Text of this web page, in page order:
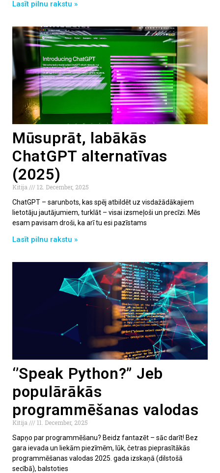
Lasīt pilnu rakstu »
Mūsuprāt, labākās
ChatGPT alternatīvas
(2025)
Kitija
12. December, 2025
ChatGPT – sarunbots, kas spēj atbildēt uz visdažādākajiem
lietotāju jautājumiem, turklāt – visai izsmeļoši un precīzi. Mēs
esam pavisam droši, ka arī tu esi pazīstams
Lasīt pilnu rakstu »
‘’Speak Python?” Jeb
populārākās
programmēšanas valodas
Kitija
11. December, 2025
Sapņo par programmēšanu? Beidz fantazēt – sāc darīt! Bez
gara ievada un liekām piezīmēm, lūk, četras pieprasītākās
programmēšanas valodas 2025. gada izskaņā (dilstošā
secībā), balstoties